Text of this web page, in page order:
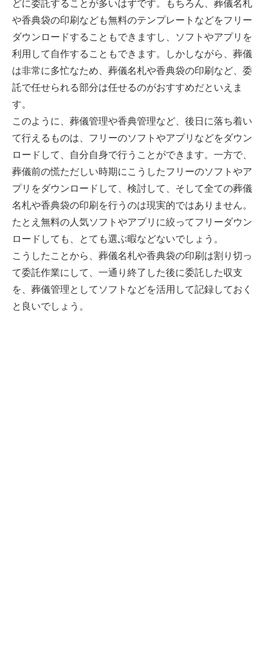
どに委託することが多いはずです。もちろん、葬儀名札
や香典袋の印刷なども無料のテンプレートなどをフリー
ダウンロードすることもできますし、ソフトやアプリを
利用して自作することもできます。しかしながら、葬儀
は非常に多忙なため、葬儀名札や香典袋の印刷など、委
託で任せられる部分は任せるのがおすすめだといえま
す。
このように、葬儀管理や香典管理など、後日に落ち着い
て行えるものは、フリーのソフトやアプリなどをダウン
ロードして、自分自身で行うことができます。一方で、
葬儀前の慌ただしい時期にこうしたフリーのソフトやア
プリをダウンロードして、検討して、そして全ての葬儀
名札や香典袋の印刷を行うのは現実的ではありません。
たとえ無料の人気ソフトやアプリに絞ってフリーダウン
ロードしても、とても選ぶ暇などないでしょう。
こうしたことから、葬儀名札や香典袋の印刷は割り切っ
て委託作業にして、一通り終了した後に委託した収支
を、葬儀管理としてソフトなどを活用して記録しておく
と良いでしょう。